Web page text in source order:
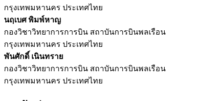
กรุงเทพมหานคร ประเทศไทย
นฤเบศ พิมพ์หาญ
กองวิชาวิทยาการการบิน สถาบันการบินพลเรือน
กรุงเทพมหานคร ประเทศไทย
พันศักดิ์ เนินทราย
กองวิชาวิทยาการการบิน สถาบันการบินพลเรือน
กรุงเทพมหานคร ประเทศไทย